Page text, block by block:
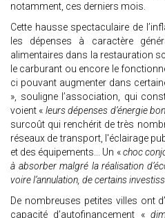
notamment, ces derniers mois.
Cette hausse spectaculaire de
les dépenses à caractère
alimentaires dans la restauration
le carburant ou encore le
ci pouvant augmenter dans
», souligne l’association, qui
voient « leurs dépenses d’énergie
surcoût qui renchérit de très
réseaux de transport, l'éclairage
et des équipements... Un «choc
à absorber malgré la réalisation
voire l’annulation, de certains
De nombreuses petites villes ont
capacité d’autofinancement «